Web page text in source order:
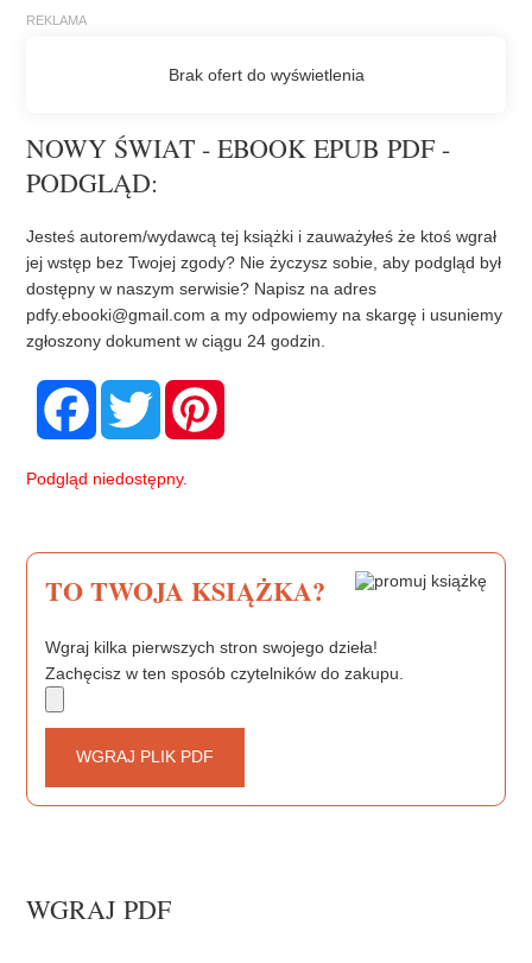
NOWY ŚWIAT - EBOOK EPUB PDF -
PODGLĄD:
Jesteś autorem/wydawcą tej książki i zauważyłeś że ktoś wgrał
jej wstęp bez Twojej zgody? Nie życzysz sobie, aby podgląd był
dostępny w naszym serwisie? Napisz na adres
pdfy.ebooki@gmail.com a my odpowiemy na skargę i usuniemy
zgłoszony dokument w ciągu 24 godzin.
F
c
o
T
w
i
e
Podgląd niedostępny.
TO TWOJA KSIĄŻKA?
Wgraj kilka pierwszych stron swojego dzieła!
Zachęcisz w ten sposób czytelników do zakupu.
WGRAJ PLIK PDF
WGRAJ PDF